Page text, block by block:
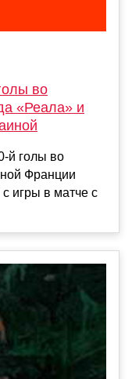
во
«Реала» и
й голы во
Франции
с игры в матче с